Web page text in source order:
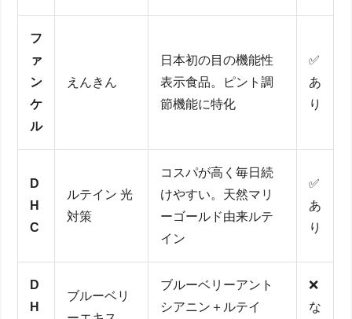
フ
ァ
ン
ケ
ル
えんきん
日本初の目の機能性
表示食品。ピント調
節機能に特化
✅
あ
り
D
H
C
ルテイン 光
対策
コスパが高く毎日続
けやすい。天然マリ
ーゴールド由来ルテ
イン
✅
あ
り
D
H
ブルーベリ
ブルーベリーアント
シアニン＋ルテイ
❌
な